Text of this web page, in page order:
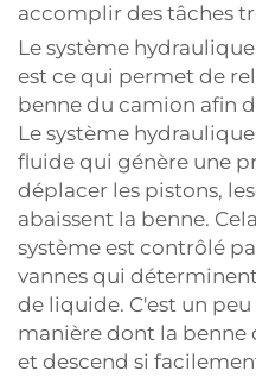
accomplir des tâches
Le système
est ce qui permet de
benne du camion afin
Le système
fluide qui génère une
déplacer les pistons,
abaissent la benne. Cela
système est contrôlé
vannes qui
de liquide. C'est un
manière dont la
et descend si